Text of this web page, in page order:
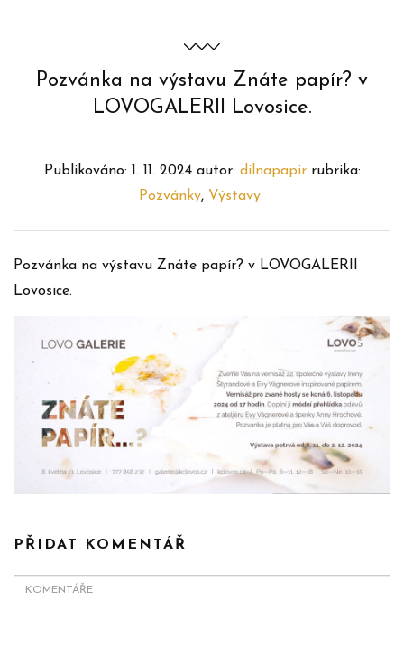
Pozvánka na výstavu Znáte papír? v
LOVOGALERII Lovosice.
Publikováno: 1. 11. 2024 autor: dilnapapir rubrika:
Pozvánky, Výstavy
Pozvánka na výstavu Znáte papír? v LOVOGALERII
Lovosice.
PŘIDAT KOMENTÁŘ